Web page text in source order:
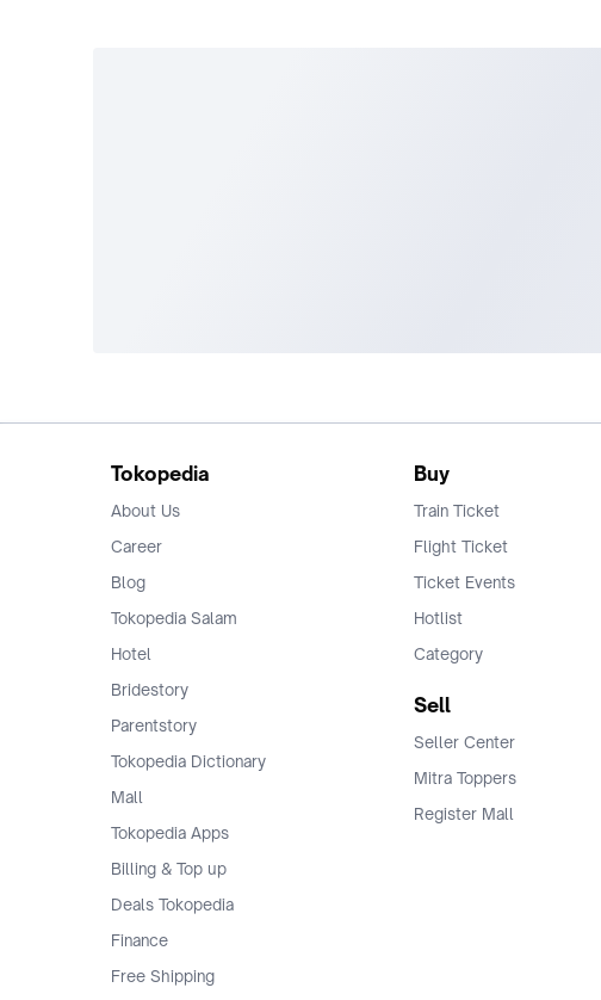
Tokopedia
About Us
Career
Blog
Tokopedia Salam
Hotel
Bridestory
Parentstory
Tokopedia Dictionary
Mall
Tokopedia Apps
Billing & Top up
Deals Tokopedia
Finance
Free Shipping
Buy
Train Ticket
Flight Ticket
Ticket Events
Hotlist
Category
Sell
Seller Center
Mitra Toppers
Register Mall